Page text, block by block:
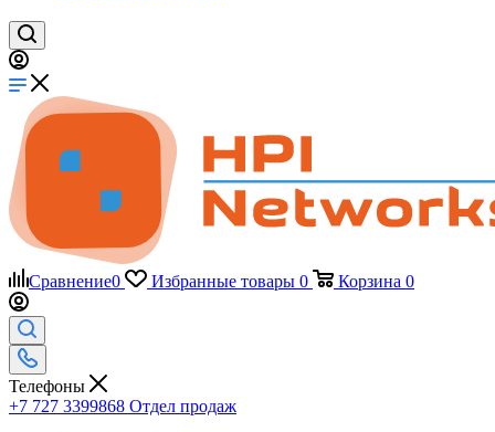
Сравнение0 Избранные товары 0 Корзина 0
Телефоны
+7 727 3399868 Отдел продаж